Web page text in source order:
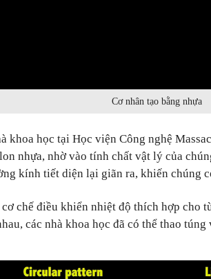
Cơ nhân tạo bằng nhựa
khoa học tại Học viện Công nghệ
nhựa, nhờ vào tính chất vật lý của
kính tiết diện lại giãn ra, khiến chúng
chế điều khiển nhiệt độ thích hợp cho
các nhà khoa học đã có thể thao